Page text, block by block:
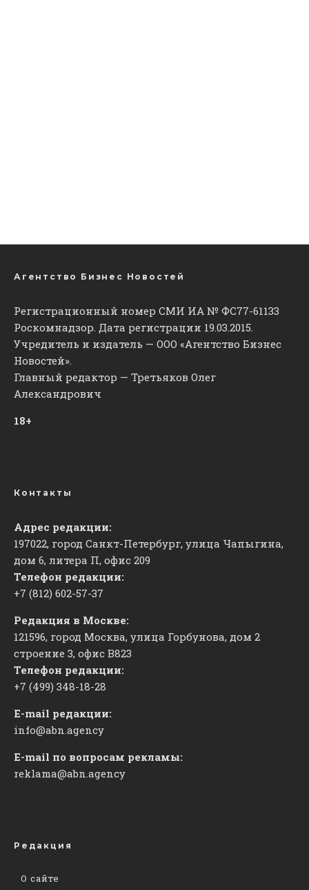
Агентство Бизнес Новостей
Регистрационный номер СМИ ИА № ФС77-61133
Роскомнадзор. Дата регистрации 19.03.2015.
Учредитель и издатель — ООО «Агентство Бизнес
Новостей».
Главный редактор — Третьяков Олег
Александрович
18+
Контакты
Адрес редакции:
197022, город Санкт-Петербург, улица Чапыгина,
дом 6, литера П, офис 209
Телефон редакции:
+7 (812) 602-57-37
Редакция в Москве:
121596, город Москва, улица Горбунова, дом 2
строение 3, офис ​В823
Телефон редакции:
+7 (499) 348-18-28
E-mail редакции:
info@abn.agency
E-mail по вопросам рекламы:
reklama@abn.agency
Редакция
О сайте